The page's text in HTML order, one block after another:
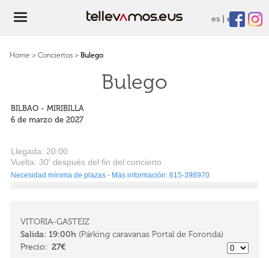
es eu
Home > Conciertos > Bulego
Bulego
BILBAO - MIRIBILLA
6 de marzo de 2027
Llegada: 20:00
Vuelta: 30' después del fin del concierto
Necesidad mínima de plazas - Más información: 615-398970
VITORIA-GASTEIZ
Salida: 19:00h (Párking caravanas Portal de Foronda)
27€